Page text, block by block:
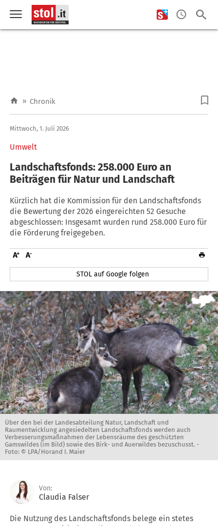
» Chronik
Umwelt
Mittwoch, 1. Juli 2026
Landschaftsfonds: 258.000 Euro an
Beiträgen für Natur und Landschaft
Kürzlich hat die Kommission für den Landschaftsfonds
die Bewertung der 2026 eingereichten 52 Gesuche
abgeschlossen: Insgesamt wurden rund 258.000 Euro für
die Förderung freigegeben.
STOL auf Google folgen
Über den bei der Landesabteilung Natur, Landschaft und
Raumentwicklung angesiedelten Landschaftsfonds werden auch
Verbesserungsmaßnahmen der Lebensräume des geschützten
Gamswildes (im Bild) sowie des Birk- und Auerwildes bezuschusst. -
Foto: © LPA/Horand I. Maier
Von:
Claudia Falser
Die Nutzung des Landschaftsfonds belege ein stetes